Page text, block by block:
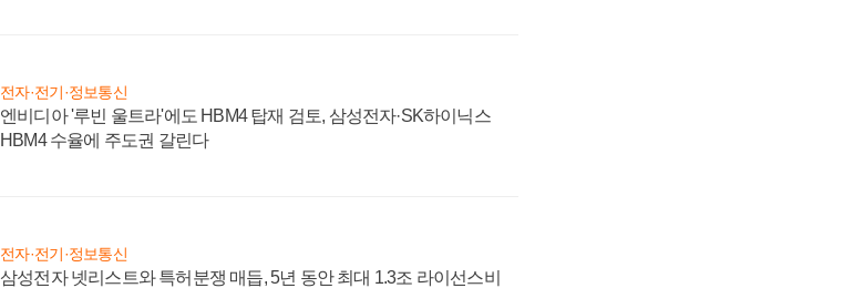
전자·전기·정보통신
엔비디아 '루빈 울트라'에도 HBM4 탑재 검토, 삼성전자·SK하이닉스
HBM4 수율에 주도권 갈린다
전자·전기·정보통신
삼성전자 넷리스트와 특허분쟁 매듭, 5년 동안 최대 1.3조 라이선스비